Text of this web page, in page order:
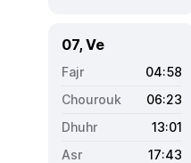
07, Ve
04:58
06:23
13:01
17:43